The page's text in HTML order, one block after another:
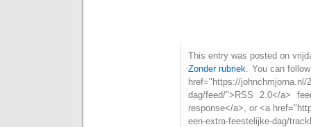
This entry was posted on
Zonder rubriek . You can
href="https://johnchmjorna.nl/
dag/feed/">RSS 2.0</a>
response</a>, or <a
een-extra-feestelijke-dag/